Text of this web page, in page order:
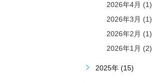
2026年4月 (1)
2026年3月 (1)
2026年2月 (1)
2026年1月 (2)
2025年 (15)